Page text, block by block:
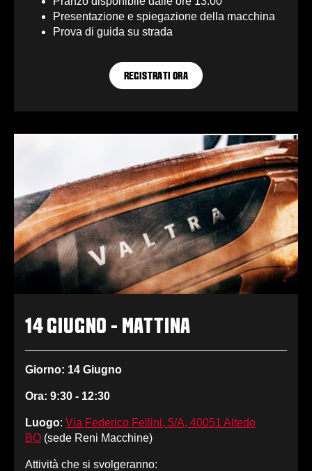
Presentazione e spiegazione della macchina
Prova di guida su strada
REGISTRATI ORA
14 GIUGNO - MATTINA
Giorno: 14 Giugno
Ora: 9:30 - 12:30
Luogo: Via Federico Fellini, 5/A, 40051 Altedo
BO (sede Reni Macchine)
Attività che si svolgeranno: